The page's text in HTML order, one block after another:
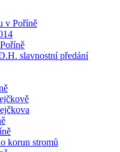
v Poříně
slavnostní předání
korun stromů